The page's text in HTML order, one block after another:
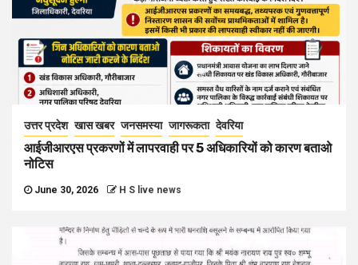
उत्तर प्रदेश खास खबर जनसमस्या जागरूकता देवरिया
आईजीआरएस प्रकरणों में लापरवाही पर 5 अधिकारियों को कारण बताओ
नोटिस
June 30, 2026 H S live news